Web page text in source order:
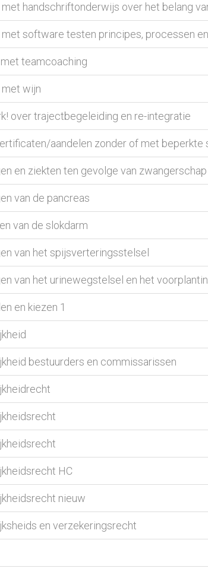
met handschriftonderwijs over het belang
met software testen principes, processen
teamcoaching
met wijn
over trajectbegeleiding en re-integratie
aandelen zonder of met
en ziekten ten gevolge van zwangerschap
van de pancreas
van de slokdarm
van het spijsverteringsstelsel
van het urinewegstelsel en het
en kiezen 1
bestuurders en commissarissen
HC
nieuw
en verzekeringsrecht